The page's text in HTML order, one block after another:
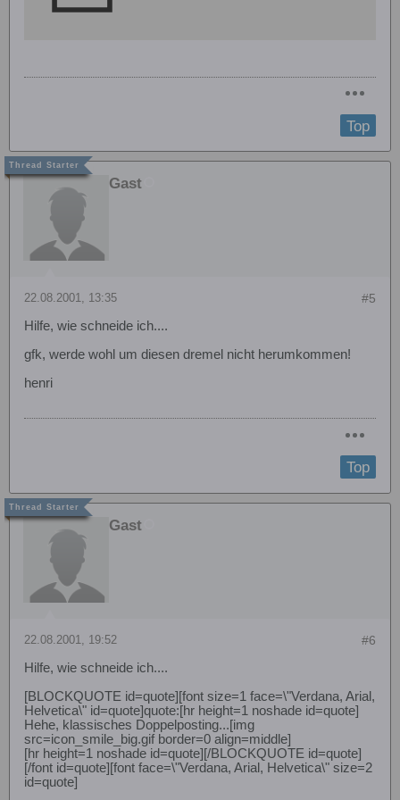
Top
Gast
#5
22.08.2001, 13:35
Hilfe, wie schneide ich....
gfk, werde wohl um diesen dremel nicht herumkommen!
henri
Top
Gast
#6
22.08.2001, 19:52
Hilfe, wie schneide ich....
[BLOCKQUOTE id=quote][font size=1 face=\"Verdana, Arial,
Helvetica\" id=quote]quote:[hr height=1 noshade id=quote]
Hehe, klassisches Doppelposting...[img
src=icon_smile_big.gif border=0 align=middle]
[hr height=1 noshade id=quote][/BLOCKQUOTE id=quote]
[/font id=quote][font face=\"Verdana, Arial, Helvetica\" size=2
id=quote]